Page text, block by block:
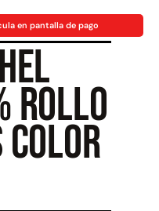
en pantalla de pago
Rollo
color
Juego Modular 25
QplayGround
$9.558.557
$4.790.000
Agregar al carrito